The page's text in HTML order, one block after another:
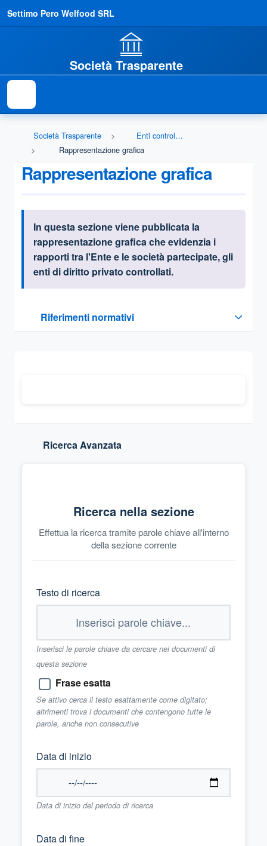
Settimo Pero Welfood SRL
Società Trasparente
Società Trasparente
Enti controllati
Rappresentazione grafica
Rappresentazione grafica
Informazioni introduttive
In questa sezione viene pubblicata la
rappresentazione grafica che evidenzia i
rapporti tra l'Ente e le società partecipate, gli
enti di diritto privato controllati.
Riferimenti normativi
Sezione compressa
Ricerca Avanzata
Ricerca nella sezione
Effettua la ricerca tramite parole chiave all'interno
della sezione corrente
Testo di ricerca
Inserisci le parole chiave da cercare nei documenti di
questa sezione
Frase esatta
Se attivo cerca il testo esattamente come digitato;
altrimenti trova i documenti che contengono tutte le
parole, anche non consecutive
Data di inizio
Data di inizio del periodo di ricerca
Data di fine